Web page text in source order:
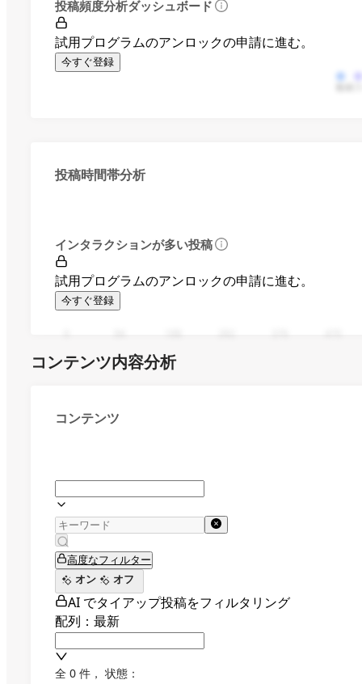
投稿頻度分析ダッシュボード
試用プログラムのアンロックの申請に進む。
今すぐ登録
投稿時間帯分析
インタラクションが多い投稿
試用プログラムのアンロックの申請に進む。
今すぐ登録
コンテンツ内容分析
コンテンツ
高度なフィルター
オン
オフ
AI でタイアップ投稿をフィルタリング
配列：最新
全 0 件 ， 状態：